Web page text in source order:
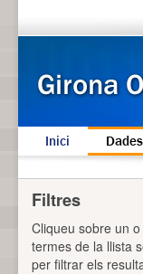
Inici Dades
Filtres
Cliqueu sobre un
termes de la llista
per filtrar els